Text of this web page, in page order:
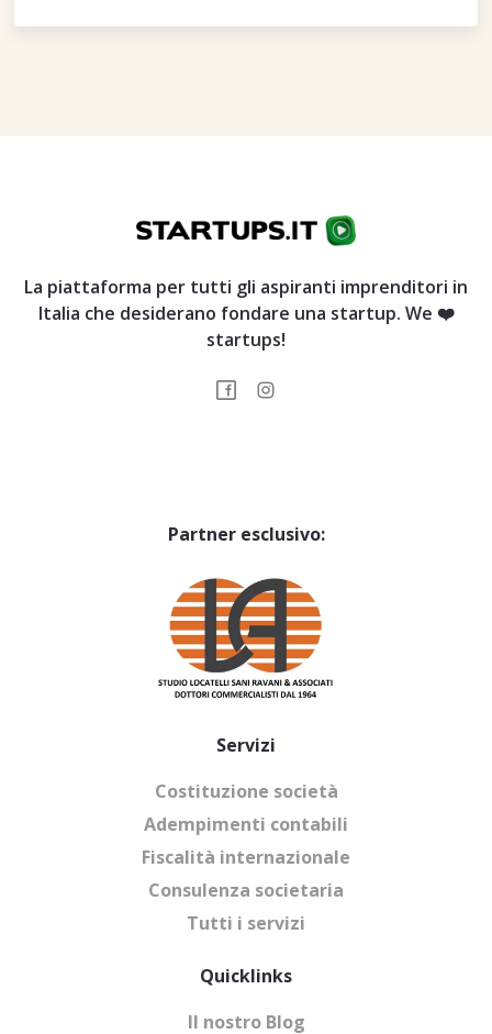
La piattaforma per tutti gli aspiranti imprenditori in
Italia che desiderano fondare una startup. We ❤️
startups!
Partner esclusivo:
Servizi
Costituzione società
Adempimenti contabili
Fiscalità internazionale
Consulenza societaria
Tutti i servizi
Quicklinks
Il nostro Blog